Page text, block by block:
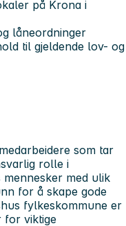
på Krona i
låneordninger
til gjeldende lov- og
som tar
rolle i
mennesker med ulik
for å skape gode
fylkeskommune er
for viktige